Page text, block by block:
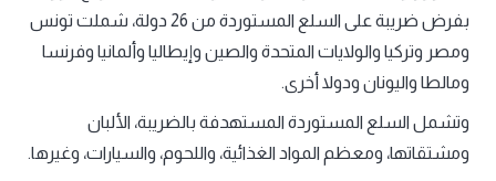
بفرض ضريبة على السلع المستوردة من 26 دولة، شملت تونس
ومصر وتركيا والولايات المتحدة والصين وإيطاليا وألمانيا وفرنسا
ومالطا واليونان ودولا أخرى.
وتشمل السلع المستوردة المستهدفة بالضريبة، الألبان
ومشتقاتها، ومعظم المواد الغذائية، واللحوم، والسيارات، وغيرها.